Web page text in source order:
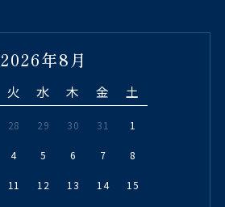
2026年8月
火 水 木 金 土
28 29 30 31 1
4 5 6 7 8
11 12 13 14 15